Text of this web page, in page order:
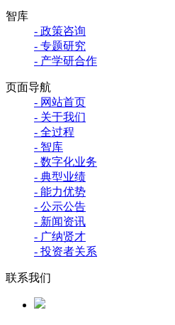
智库
- 政策咨询
- 专题研究
- 产学研合作
页面导航
- 网站首页
- 关于我们
- 全过程
- 智库
- 数字化业务
- 典型业绩
- 能力优势
- 公示公告
- 新闻资讯
- 广纳贤才
- 投资者关系
联系我们